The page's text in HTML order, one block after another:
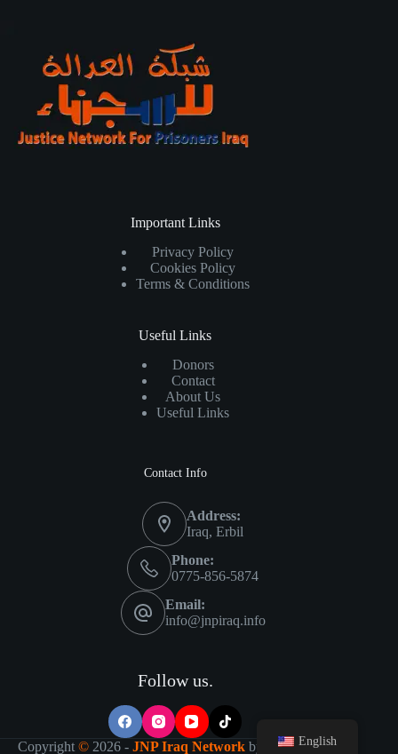
Important Links
Privacy Policy
Cookies Policy
Terms & Conditions
Useful Links
Donors
Contact
About Us
Useful Links
Contact Info
Address:
Iraq, Erbil
Phone:
0775-856-5874
Email:
info@jnpiraq.info
Follow us.
Copyright© 2026 -JNP Iraq Network by IT Visions-
English